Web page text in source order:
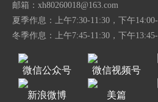
邮箱： xh80260018@163.com
夏季作息：上午7:30-11:30，下午
冬季作息：上午7:45-11:30，下午
微信公众号 微信视频号
新浪微博 美篇